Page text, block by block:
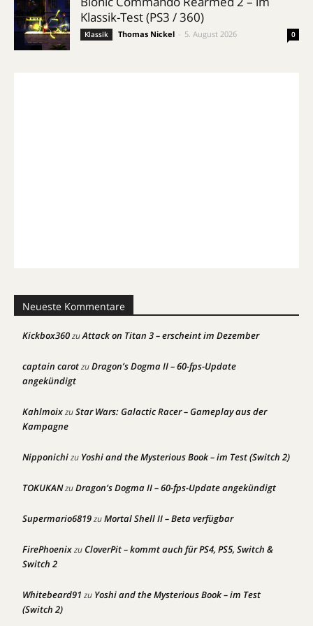
Klassik-Test (PS3 / 360)
Klassik Thomas Nickel 5. August 2026 0
Neueste Kommentare
Kickbox360zuAttack on Titan 3 – erscheint im Dezember
captain carotzuDragon’s Dogma II – 60-fps-Update
angekündigt
KahlmoixzuStar Wars: Galactic Racer – Gameplay aus der
Kampagne
Nipponichizu Yoshi and the Mysterious Book – im Test (Switch 2)
TOKUKANzuDragon’s Dogma II – 60-fps-Update angekündigt
Supermario6819zuMortal Shell II – Beta verfügbar
FirePhoenixzuCloverPit – kommt auch für PS4, PS5, Switch &
Switch 2
Whitebeard91 zu Yoshi and the Mysterious Book – im Test
(Switch 2)